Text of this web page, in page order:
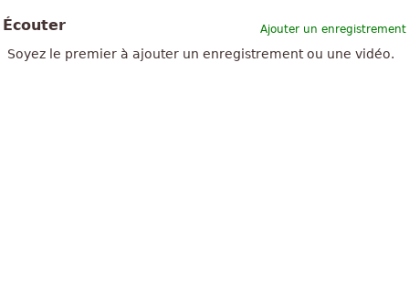
Ajouter un enregistrement
Écouter
Soyez le premier à ajouter un enregistrement ou une vidéo.